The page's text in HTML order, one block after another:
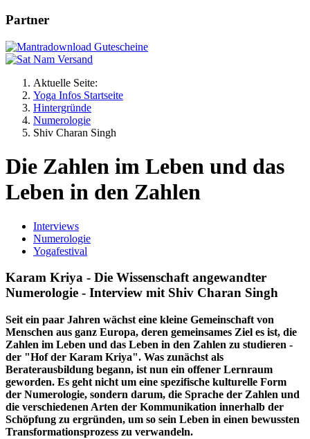
Partner
Aktuelle Seite:
Yoga Infos Startseite
Hintergründe
Numerologie
Shiv Charan Singh
Die Zahlen im Leben und das
Leben in den Zahlen
Interviews
Numerologie
Yogafestival
Karam Kriya - Die Wissenschaft angewandter
Numerologie - Interview mit Shiv Charan Singh
Seit ein paar Jahren wächst eine kleine Gemeinschaft von
Menschen aus ganz Europa, deren gemeinsames Ziel es ist, die
Zahlen im Leben und das Leben in den Zahlen zu studieren -
der "Hof der Karam Kriya". Was zunächst als
Beraterausbildung begann, ist nun ein offener Lernraum
geworden. Es geht nicht um eine spezifische kulturelle Form
der Numerologie, sondern darum, die Sprache der Zahlen und
die verschiedenen Arten der Kommunikation innerhalb der
Schöpfung zu ergründen, um so sein Leben in einen bewussten
Transformationsprozess zu verwandeln.